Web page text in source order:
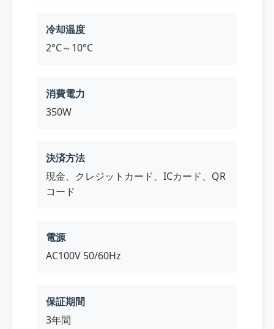
冷却温度
2°C～10°C
消費電力
350W
決済方法
現金、クレジットカード、ICカード、QR
コード
電源
AC100V 50/60Hz
保証期間
3年間